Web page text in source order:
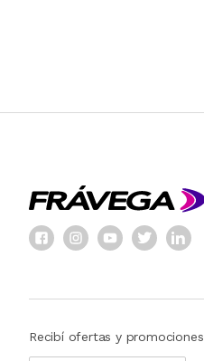
Recibí ofertas y promociones